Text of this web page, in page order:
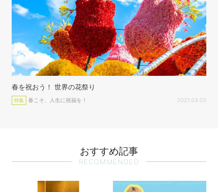
春を祝おう！ 世界の花祭り
特集 春こそ、人生に祝福を！ 2021.03.03
おすすめ記事
RECOMMENDED